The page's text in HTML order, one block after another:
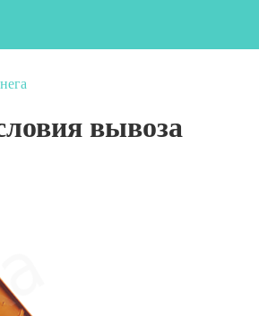
вывоза